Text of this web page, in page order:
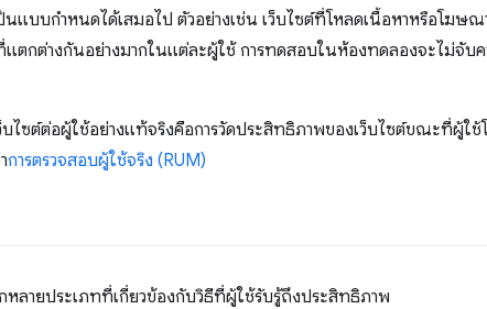
นแบบกำหนดได้เสมอไป ตัวอย่างเช่น เว็บไซต์ที่โหลดเนื้อหาหรือโฆษ
กต่างกันอย่างมากในแต่ละผู้ใช้ การทดสอบในห้องทดลองจะไม่จับค
ไซต์ต่อผู้ใช้อย่างแท้จริงคือการวัดประสิทธิภาพของเว็บไซต์ขณะที่ผู้ใ
การตรวจสอบผู้ใช้จริง (RUM)
ลายประเภทที่เกี่ยวข้องกับวิธีที่ผู้ใช้รับรู้ถึงประสิทธิภาพ